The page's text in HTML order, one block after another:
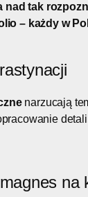
nad tak
– każdy w
narzucają
na